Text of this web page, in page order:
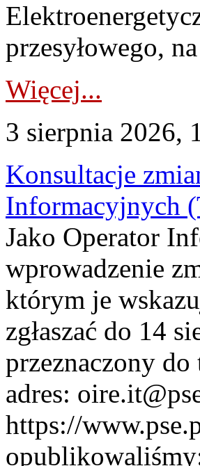
przesyłowego,
Więcej...
3 sierpnia 2026,
Konsultacje
Informacyjnych
Jako Operator
wprowadzenie
którym je
zgłaszać do 14
przeznaczony
adres:
https://